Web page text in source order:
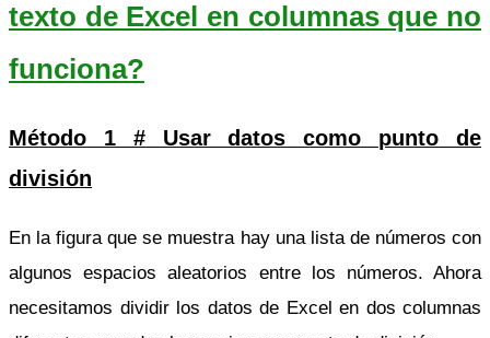
texto de Excel en columnas que no
funciona?
Método 1 # Usar datos como punto de
división
En la figura que se muestra hay una lista de números con
algunos espacios aleatorios entre los números. Ahora
necesitamos dividir los datos de Excel en dos columnas